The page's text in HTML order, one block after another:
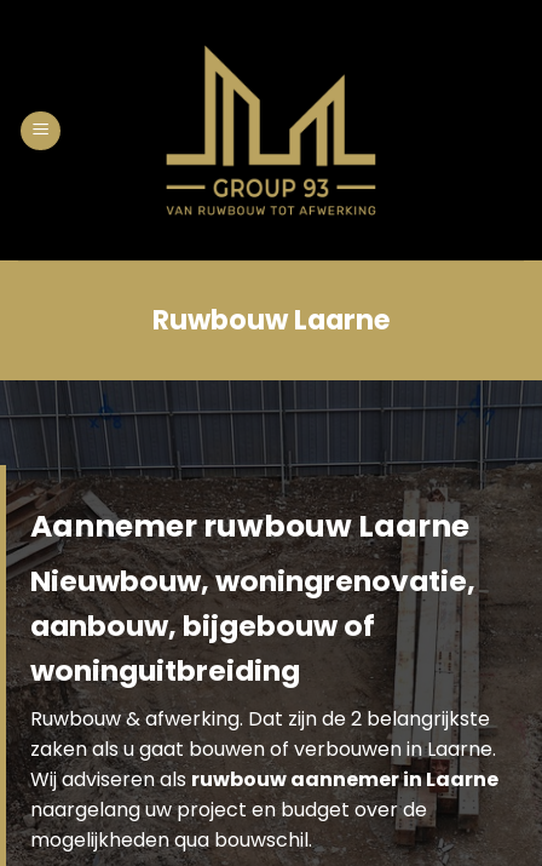
Ruwbouw Laarne
Aannemer ruwbouw Laarne
Nieuwbouw, woningrenovatie,
aanbouw, bijgebouw of
woninguitbreiding
Ruwbouw & afwerking. Dat zijn de 2 belangrijkste
zaken als u gaat bouwen of verbouwen in Laarne.
Wij adviseren als ruwbouw aannemer in Laarne
naargelang uw project en budget over de
mogelijkheden qua bouwschil.